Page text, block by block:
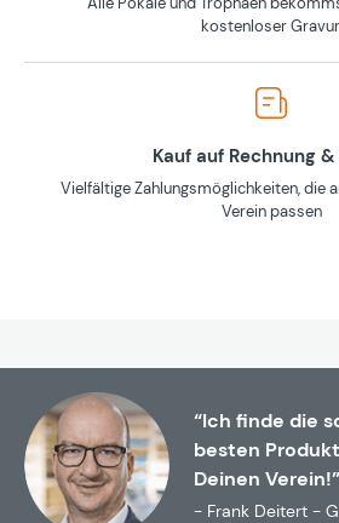
kostenloser
Kauf auf Rechnung
Vielfältige Zahlungsmöglichkeiten, die
Verein passen
“Ich finde die
besten
Deinen Verein!”
- Frank Deitert -